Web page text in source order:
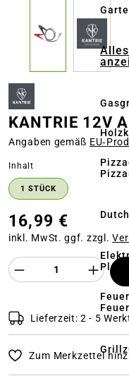
KANTRIE 12V
Angaben gemäß
Inhalt
1 STÜCK
16,99 €
inkl. MwSt. ggf. zzgl.
Produkt Anzahl
Lieferzeit: 2 - 5
Zum Merkzettel